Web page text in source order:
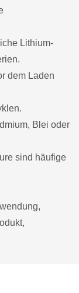
Lithium-
dem Laden
Blei oder
sind häufige